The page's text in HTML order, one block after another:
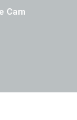
Cam